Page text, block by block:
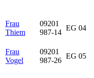
Frau
Thiem
09201
987-14
EG 04
Frau
Vogel
09201
987-26
EG 05